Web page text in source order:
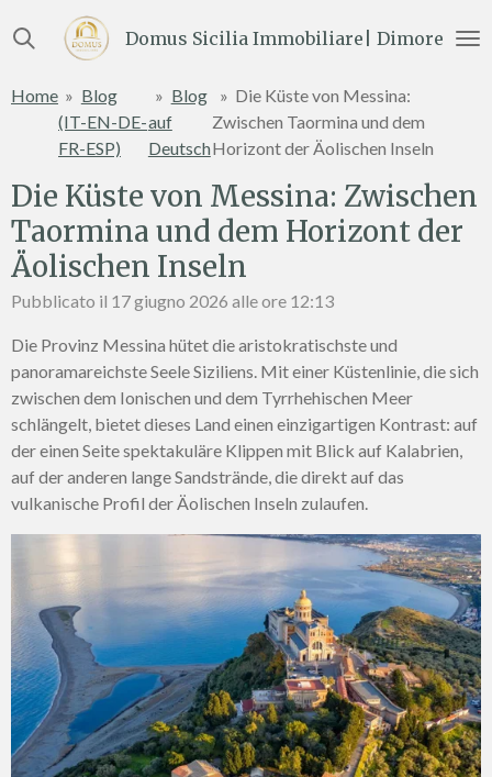
al
principale
Domus Sicilia Immobiliare| Dimore e
Home » Blog
(IT-EN-DE-
FR-ESP)
» Blog
auf
Deutsch
» Die Küste von Messina:
Zwischen Taormina und dem
Horizont der Äolischen Inseln
Die Küste von Messina: Zwischen
Taormina und dem Horizont der
Äolischen Inseln
Pubblicato il 17 giugno 2026 alle ore 12:13
Die Provinz Messina hütet die aristokratischste und
panoramareichste Seele Siziliens. Mit einer Küstenlinie, die sich
zwischen dem Ionischen und dem Tyrrhehischen Meer
schlängelt, bietet dieses Land einen einzigartigen Kontrast: auf
der einen Seite spektakuläre Klippen mit Blick auf Kalabrien,
auf der anderen lange Sandstrände, die direkt auf das
vulkanische Profil der Äolischen Inseln zulaufen.